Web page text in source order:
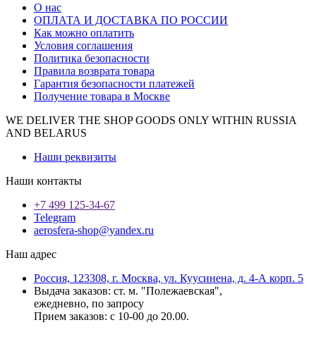
О нас
ОПЛАТА И ДОСТАВКА ПО РОССИИ
Как можно оплатить
Условия соглашения
Политика безопасности
Правила возврата товара
Гарантия безопасности платежей
Получение товара в Москве
WE DELIVER THE SHOP GOODS ONLY WITHIN RUSSIA
AND BELARUS
Наши реквизиты
Наши контакты
+7 499 125-34-67
Telegram
aerosfera-shop@yandex.ru
Наш адрес
Россия, 123308, г. Москва, ул. Куусинена, д. 4-А корп. 5
Выдача заказов: ст. м. "Полежаевская",
ежедневно, по запросу
Прием заказов: с 10-00 до 20.00.